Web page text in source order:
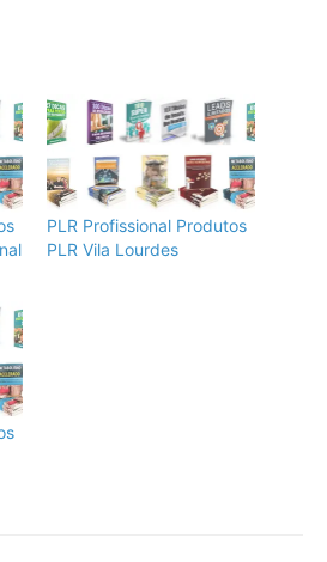
PLR Profissional Produtos
PLR Vila Lourdes